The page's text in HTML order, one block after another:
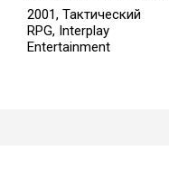
2001, Тактический
RPG, Interplay
Entertainment